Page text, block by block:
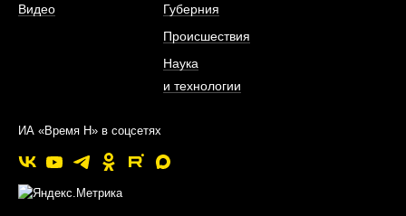
Видео
Губерния
Происшествия
Наука
и технологии
ИА «Время Н» в соцсетях